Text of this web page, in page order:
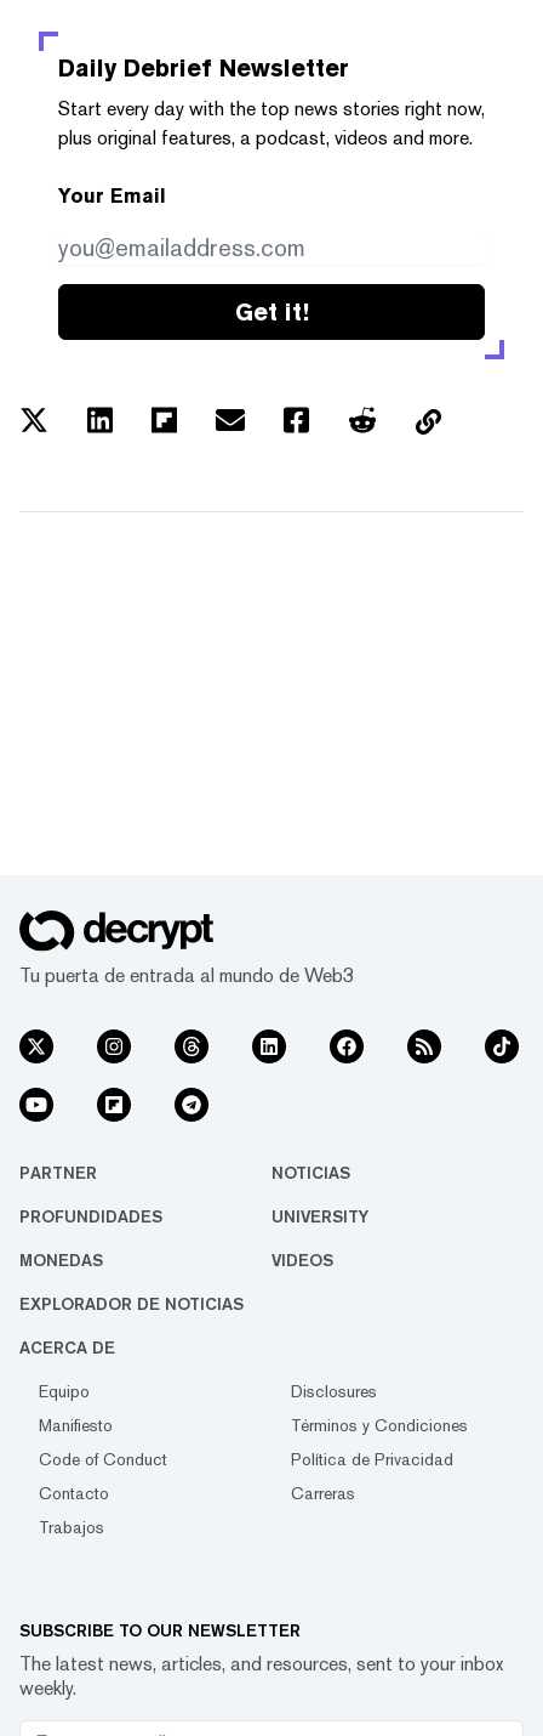
Daily Debrief Newsletter
Start every day with the top news stories right now,
plus original features, a podcast, videos and more.
Your Email
Get it!
Tu puerta de entrada al mundo de Web3
PARTNER NOTICIAS
PROFUNDIDADES UNIVERSITY
MONEDAS VIDEOS
EXPLORADOR DE NOTICIAS
ACERCA DE
Equipo
Disclosures
Manifiesto
Términos y Condiciones
Code of Conduct
Política de Privacidad
Contacto
Carreras
Trabajos
SUBSCRIBE TO OUR NEWSLETTER
The latest news, articles, and resources, sent to your inbox
weekly.